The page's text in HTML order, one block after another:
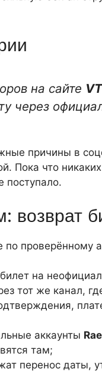
на сайте
через
причины в
Пока что
поступало.
возврат
по проверённому
билет на
тот же канал,
аккаунты
там;
перенос даты,